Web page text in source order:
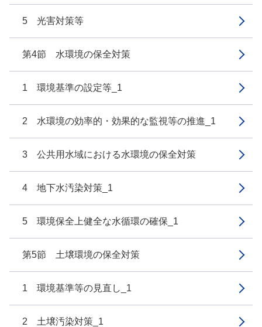
5 光害対策等
第4節 水環境の保全対策
1 環境基準の設定等_1
2 水環境の効率的・効果的な監視等の推進_1
3 公共用水域における水環境の保全対策
4 地下水汚染対策_1
5 環境保全上健全な水循環の確保_1
第5節 土壌環境の保全対策
1 環境基準等の見直し_1
2 土壌汚染対策_1